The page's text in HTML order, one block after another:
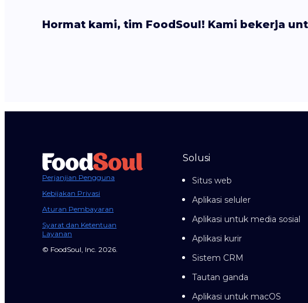
Hormat kami, tim FoodSoul! Kami bekerja
Perjanjian Pengguna
Kebijakan Privasi
Aturan Pembayaran
Syarat dan Ketentuan
Layanan
© FoodSoul, Inc. 2026.
Solusi
Situs web
Aplikasi seluler
Aplikasi untuk media sosial
Aplikasi kurir
Sistem CRM
Tautan ganda
Aplikasi untuk macOS